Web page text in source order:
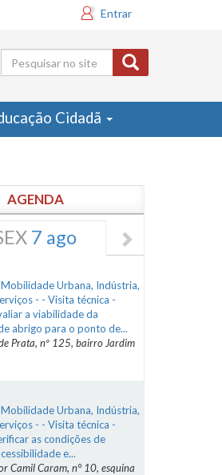
Entrar
Formulário
de busca
Cidadã
AGENDA
7 ago
Urbana, Indústria,
- - Visita técnica -
a viabilidade da
abrigo para o ponto de...
Prata, nº 125, bairro Jardim
Urbana, Indústria,
- - Visita técnica -
as condições de
e...
Camil Caram, n° 10, esquina